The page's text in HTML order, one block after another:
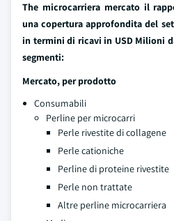
The microcarrieramercato il
una copertura approfondita del
in termini di ricavi in USD Milioni
segmenti:
Mercato, per prodotto
Consumabili
Perline per microcarri
Perle rivestite di collagene
Perle cationiche
Perline di proteine rivestite
Perle non trattate
Altre perline microcarriera